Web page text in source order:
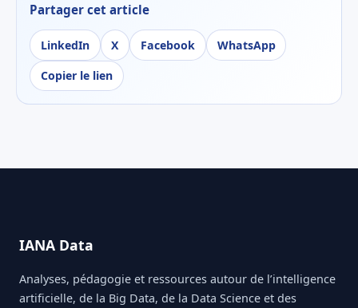
Partager cet article
LinkedIn X Facebook WhatsApp
Copier le lien
IANA Data
Analyses, pédagogie et ressources autour de l’intelligence
artificielle, de la Big Data, de la Data Science et des